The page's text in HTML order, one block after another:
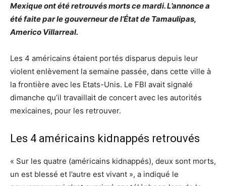
Mexique ont été retrouvés morts ce mardi. L’annonce a
été faite par le gouverneur de l’État de Tamaulipas,
Americo Villarreal.
Les 4 américains étaient portés disparus depuis leur
violent enlèvement la semaine passée, dans cette ville à
la frontière avec les Etats-Unis. Le FBI avait signalé
dimanche qu’il travaillait de concert avec les autorités
mexicaines, pour les retrouver.
Les 4 américains kidnappés retrouvés
« Sur les quatre (américains kidnappés), deux sont morts,
un est blessé et l’autre est vivant », a indiqué le